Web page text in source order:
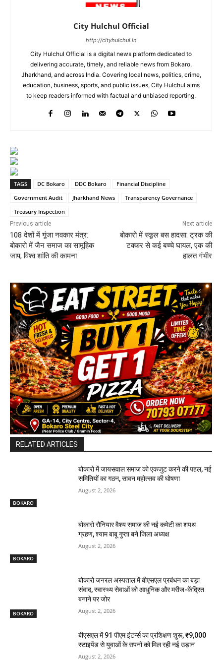
City Hulchul Official
http://cityhulchul.in
City Hulchul Official is a digital news platform dedicated to
delivering accurate, timely, and reliable news from Bokaro,
Jharkhand, and across India. Covering local news, politics, crime,
education, business, sports, and public issues, City Hulchul aims
to keep readers informed with factual and unbiased reporting.
TAGS DC Bokaro DDC Bokaro
Financial Discipline
Government Audit
Jharkhand News
Transparency Governance
Treasury Inspection
Previous article
108 देशों में गूंजा नवकार मंत्र:
बोकारो में जैन समाज का सामूहिक
जाप, विश्व शांति की कामना
Next article
बोकारो में स्कूल बस हादसा: ट्रक की
टक्कर से कई बच्चे घायल, एक की
हालत गंभीर
RELATED ARTICLES
BOKARO
बोकारो में जायसवाल समाज को एकजुट करने की पहल, नई
समितियों का गठन, सावन महोत्सव की घोषणा
August 2, 2026
BOKARO
बोकारो रौनियार वैश्य समाज की नई कमेटी का शपथ
ग्रहण, श्याम बाबू गुप्ता बने जिला अध्यक्ष
August 2, 2026
BOKARO
बोकारो जनरल अस्पताल में बीएसएल प्रबंधन का बड़ा
संवाद, स्वास्थ्य सेवाओं को आधुनिक और मरीज-केंद्रित
बनाने पर जोर
August 2, 2026
बीएसएल में 91 पीएम इंटर्न्स का प्रशिक्षण शुरू, ₹9,000
स्टाइपेंड से युवाओं के सपनों को मिल रही नई उड़ान
August 2, 2026